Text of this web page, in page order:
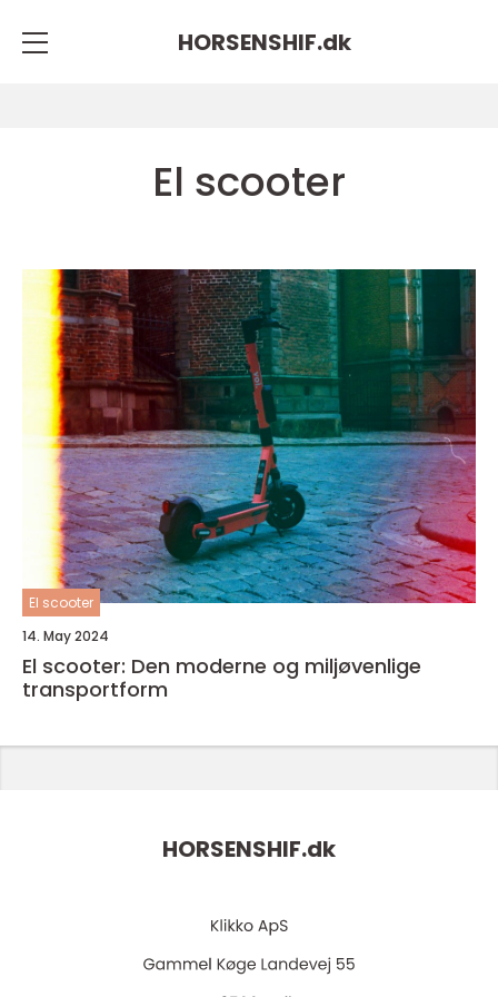
HORSENSHIF.dk
El scooter
El scooter
14. May 2024
El scooter: Den moderne og miljøvenlige
transportform
HORSENSHIF.dk